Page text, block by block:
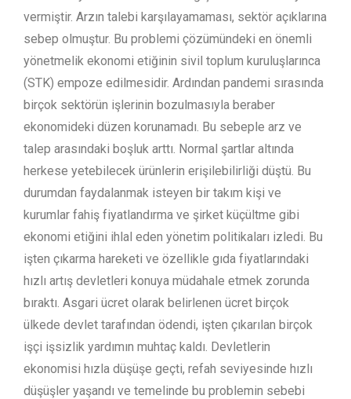
vermiştir. Arzın talebi karşılayamaması, sektör açıklarına
sebep olmuştur. Bu problemi çözümündeki en önemli
yönetmelik ekonomi etiğinin sivil toplum kuruluşlarınca
(STK) empoze edilmesidir. Ardından pandemi sırasında
birçok sektörün işlerinin bozulmasıyla beraber
ekonomideki düzen korunamadı. Bu sebeple arz ve
talep arasındaki boşluk arttı. Normal şartlar altında
herkese yetebilecek ürünlerin erişilebilirliği düştü. Bu
durumdan faydalanmak isteyen bir takım kişi ve
kurumlar fahiş fiyatlandırma ve şirket küçültme gibi
ekonomi etiğini ihlal eden yönetim politikaları izledi. Bu
işten çıkarma hareketi ve özellikle gıda fiyatlarındaki
hızlı artış devletleri konuya müdahale etmek zorunda
bıraktı. Asgari ücret olarak belirlenen ücret birçok
ülkede devlet tarafından ödendi, işten çıkarılan birçok
işçi işsizlik yardımın muhtaç kaldı. Devletlerin
ekonomisi hızla düşüşe geçti, refah seviyesinde hızlı
düşüşler yaşandı ve temelinde bu problemin sebebi